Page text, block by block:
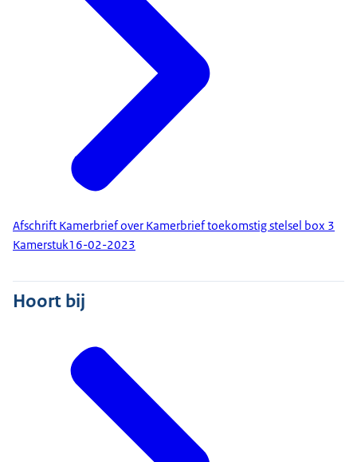
Afschrift Kamerbrief over Kamerbrief toekomstig stelsel box 3
Kamerstuk16-02-2023
Hoort bij